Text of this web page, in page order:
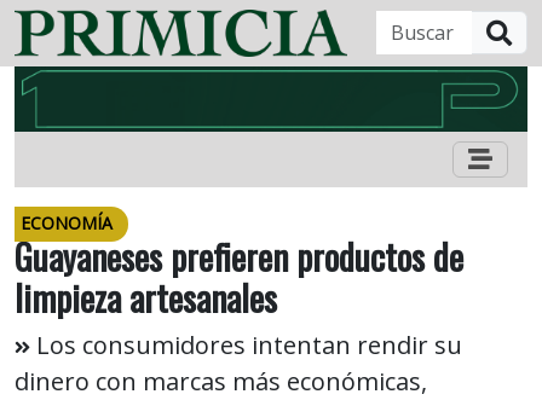
ECONOMÍA
Guayaneses prefieren productos de
limpieza artesanales
Los consumidores intentan rendir su
dinero con marcas más económicas,